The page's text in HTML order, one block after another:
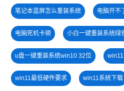
笔记本蓝屏怎么重装系统 电脑开不
电脑死机卡顿 小白一键重装系统绿
u盘一键重装系统win10 32位
win11最低硬件要求 win11系统下载